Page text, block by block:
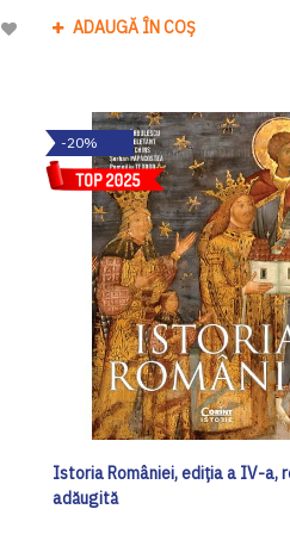
Adaugă
Dorinte
ADAUGĂ ÎN COȘ
-20%
Istoria României, ediția a IV-a,
adăugită